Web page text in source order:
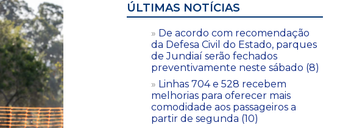
ÚLTIMAS NOTÍCIAS
De acordo com recomendação
da Defesa Civil do Estado, parques
de Jundiaí serão fechados
preventivamente neste sábado (8)
Linhas 704 e 528 recebem
melhorias para oferecer mais
comodidade aos passageiros a
partir de segunda (10)